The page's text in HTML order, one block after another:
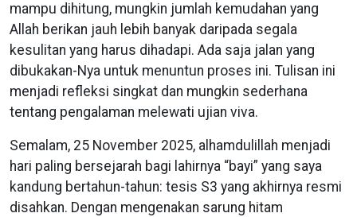
mampu dihitung, mungkin jumlah kemudahan yang
Allah berikan jauh lebih banyak daripada segala
kesulitan yang harus dihadapi. Ada saja jalan yang
dibukakan-Nya untuk menuntun proses ini. Tulisan ini
menjadi refleksi singkat dan mungkin sederhana
tentang pengalaman melewati ujian viva.
Semalam, 25 November 2025, alhamdulillah menjadi
hari paling bersejarah bagi lahirnya “bayi” yang saya
kandung bertahun-tahun: tesis S3 yang akhirnya resmi
disahkan. Dengan mengenakan sarung hitam